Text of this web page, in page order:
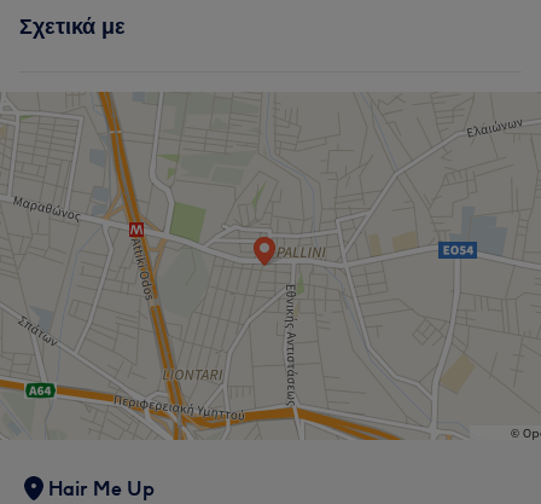
Σχετικά με
Hair Me Up